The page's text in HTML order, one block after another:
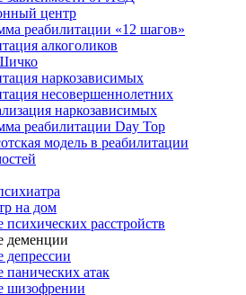
центр
реабилитации «12 шагов»
алкоголиков
наркозависимых
несовершеннолетних
наркозависимых
реабилитации Day Top
модель в реабилитации
на дом
психических расстройств
деменции
депрессии
панических атак
шизофрении